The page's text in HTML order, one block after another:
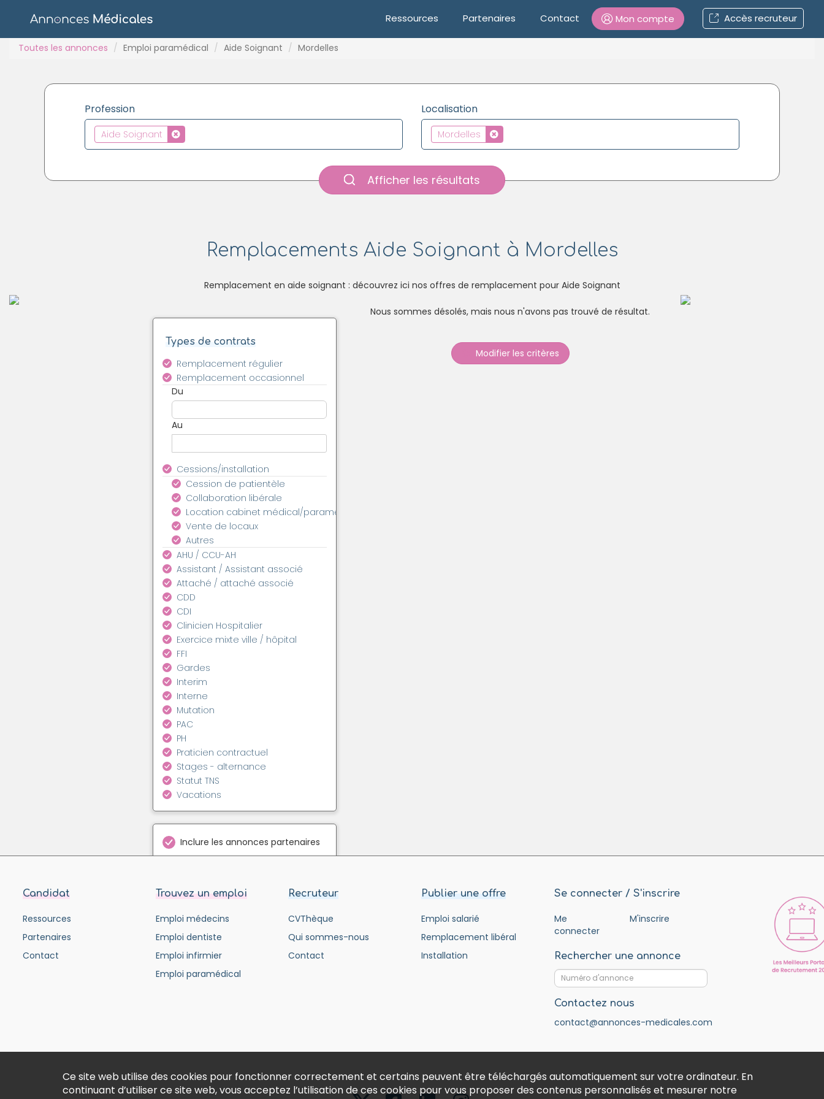
Ressources Partenaires Contact Mon compte Accès recruteur
Mot de passe oublié ?
Toutes les annonces Emploi paramédical Aide Soignant Mordelles
Profession
Aide Soignant
Localisation
Mordelles
Afficher les résultats
Remplacements Aide Soignant à Mordelles
Remplacement en aide soignant : découvrez ici nos offres de remplacement pour Aide Soignant
Types de contrats
Remplacement régulier
Remplacement occasionnel
Du
Au
Cessions/installation
Cession de patientèle
Collaboration libérale
Location cabinet médical/paramédical
Vente de locaux
Autres
AHU / CCU-AH
Assistant / Assistant associé
Attaché / attaché associé
CDD
CDI
Clinicien Hospitalier
Exercice mixte ville / hôpital
FFI
Gardes
Interim
Interne
Mutation
PAC
PH
Praticien contractuel
Stages - alternance
Statut TNS
Vacations
Inclure les annonces partenaires
Nous sommes désolés, mais nous n'avons pas trouvé de résultat.
Modifier les critères
Candidat
Ressources
Partenaires
Contact
Trouvez un emploi
Emploi médecins
Emploi dentiste
Emploi infirmier
Emploi paramédical
Recruteur
CVThèque
Qui sommes-nous
Contact
Publier une offre
Emploi salarié
Remplacement libéral
Installation
Se connecter / S'inscrire
Me
connecter
M'inscrire
Rechercher une annonce
Contactez nous
contact@annonces-medicales.com
Ce site web utilise des cookies pour fonctionner correctement et certains peuvent être téléchargés automatiquement sur votre ordinateur. En
continuant d’utiliser ce site web, vous acceptez l’utilisation de ces cookies pour vous proposer des contenus personnalisés et mesurer notre